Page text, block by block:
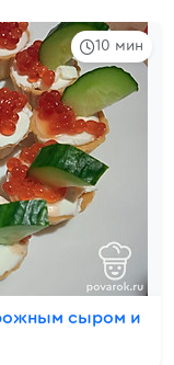
10 мин
сыром и